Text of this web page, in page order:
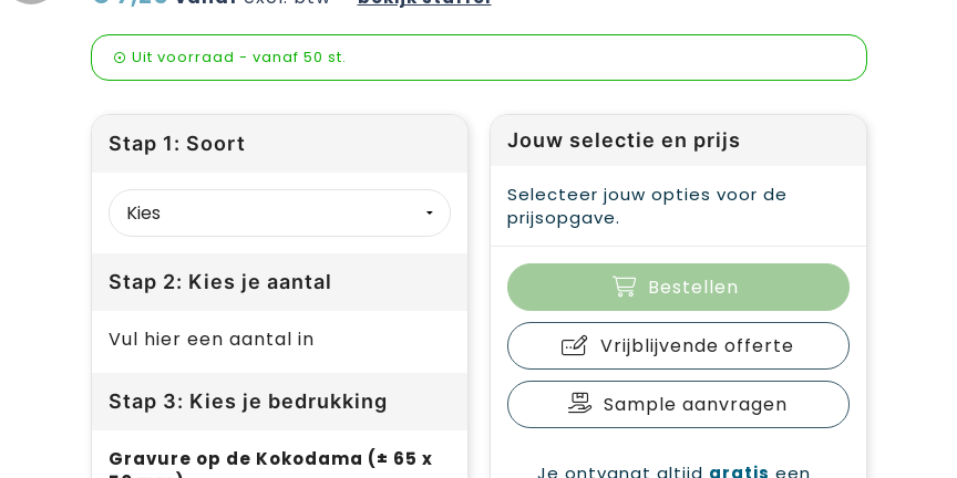
Uit voorraad - vanaf 50 st.
Stap 1: Soort
Stap 2: Kies je aantal
Vul hier een aantal in
Stap 3: Kies je bedrukking
Gravure op de Kokodama (± 65 x
Jouw selectie en prijs
Selecteer jouw opties voor de
prijsopgave.
Bestellen
Vrijblijvende offerte
Sample aanvragen
Je ontvangt altijd gratis een